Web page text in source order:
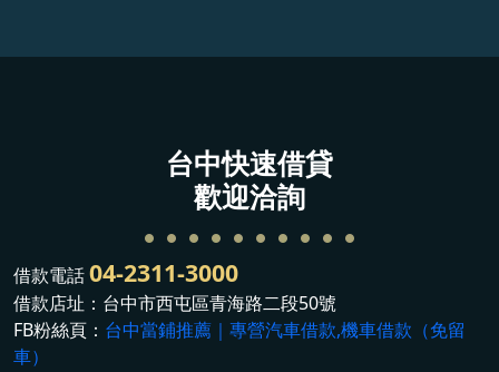
台中快速借貸
歡迎洽詢
借款電話04-2311-3000
借款店址：台中市西屯區青海路二段50號
FB粉絲頁： 台中當鋪推薦｜專營汽車借款,機車借款（免留
車）